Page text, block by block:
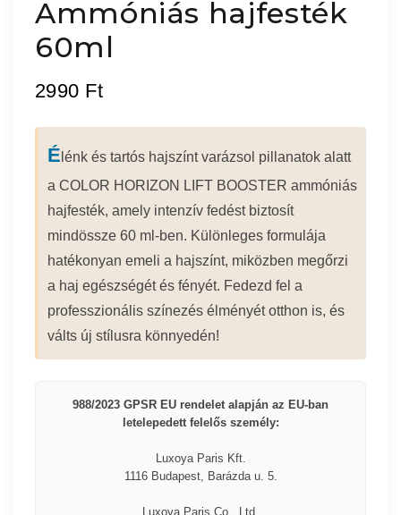
Ammóniás hajfesték
60ml
2990 Ft
É lénk és tartós hajszínt varázsol pillanatok alatt
a COLOR HORIZON LIFT BOOSTER ammóniás
hajfesték, amely intenzív fedést biztosít
mindössze 60 ml-ben. Különleges formulája
hatékonyan emeli a hajszínt, miközben megőrzi
a haj egészségét és fényét. Fedezd fel a
professzionális színezés élményét otthon is, és
válts új stílusra könnyedén!
988/2023 GPSR EU rendelet alapján az EU-ban
letelepedett felelős személy:
Luxoya Paris Kft.
1116 Budapest, Barázda u. 5.
Luxoya Paris Co., Ltd.